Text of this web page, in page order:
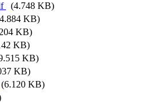
(4.748 KB)
KB)
KB)
KB)
KB)
KB)
(6.120 KB)